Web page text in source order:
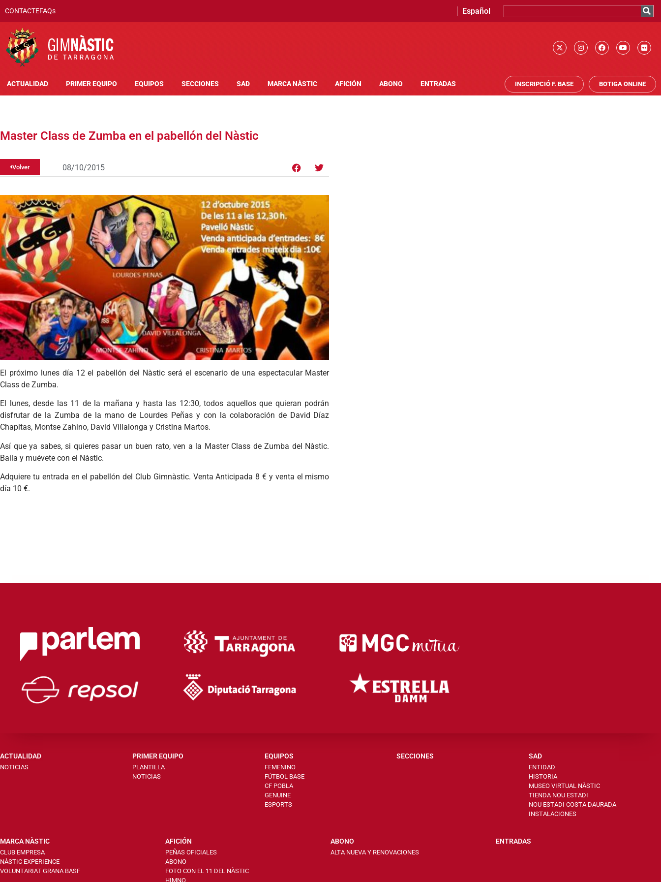
CONTACTEFAQs Español
ACTUALIDAD PRIMER EQUIPO EQUIPOS SECCIONES SAD MARCA NÀSTIC AFICIÓN ABONO ENTRADAS INSCRIPCIÓ F. BASE BOTIGA ONLINE
Master Class de Zumba en el pabellón del Nàstic
Volver 08/10/2015
El próximo lunes día 12 el pabellón del Nàstic será el escenario de una espectacular Master
Class de Zumba.
El lunes, desde las 11 de la mañana y hasta las 12:30, todos aquellos que quieran podrán
disfrutar de la Zumba de la mano de Lourdes Peñas y con la colaboración de David Díaz
Chapitas, Montse Zahino, David Villalonga y Cristina Martos.
Así que ya sabes, si quieres pasar un buen rato, ven a la Master Class de Zumba del Nàstic.
Baila y muévete con el Nàstic.
Adquiere tu entrada en el pabellón del Club Gimnàstic. Venta Anticipada 8 € y venta el mismo
día 10 €.
ACTUALIDAD
NOTICIAS
PRIMER EQUIPO
PLANTILLA
NOTICIAS
EQUIPOS
FEMENINO
FÚTBOL BASE
CF POBLA
GENUINE
ESPORTS
SECCIONES SAD
ENTIDAD
HISTORIA
MUSEO VIRTUAL NÀSTIC
TIENDA NOU ESTADI
NOU ESTADI COSTA DAURADA
INSTALACIONES
MARCA NÀSTIC
CLUB EMPRESA
NÀSTIC EXPERIENCE
VOLUNTARIAT GRANA BASF
AFICIÓN
PEÑAS OFICIALES
ABONO
FOTO CON EL 11 DEL NÀSTIC
HIMNO
ABONO
ALTA NUEVA Y RENOVACIONES
ENTRADAS